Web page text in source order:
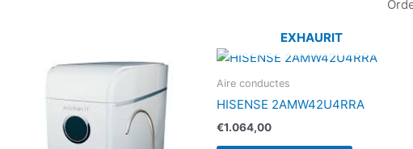
EXHAURIT
Aire conductes
HISENSE 2AMW42U4RRA
€1.064,00